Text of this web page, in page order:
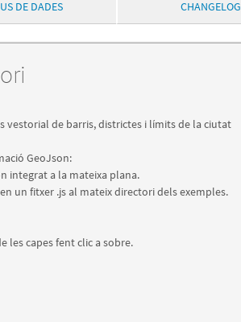
DE DADES CHANGELOG
vestorial de barris, districtes i límits de la ciutat
GeoJson:
integrat a la mateixa plana.
un fitxer .js al mateix directori dels exemples.
les capes fent clic a sobre.